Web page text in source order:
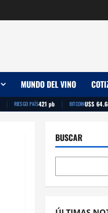
MUNDO DEL VINO
| RIESGO PAÍS421 pb | BITCOINU$S
BUSCAR